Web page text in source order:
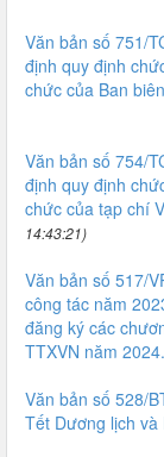
Văn bản số 751/
định quy định
chức của Ban
Văn bản số 754/
định quy định
chức của tạp chí
14:43:21)
Văn bản số 517/
công tác năm
đăng ký các
TTXVN năm 2024.
Văn bản số 528/
Tết Dương lịch và